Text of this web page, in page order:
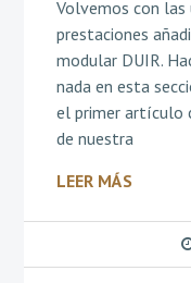
Volvemos con
prestaciones
modular DUIR.
nada en esta
el primer artículo
de nuestra
LEER MÁS